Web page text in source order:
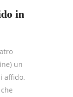
in
un
affido.